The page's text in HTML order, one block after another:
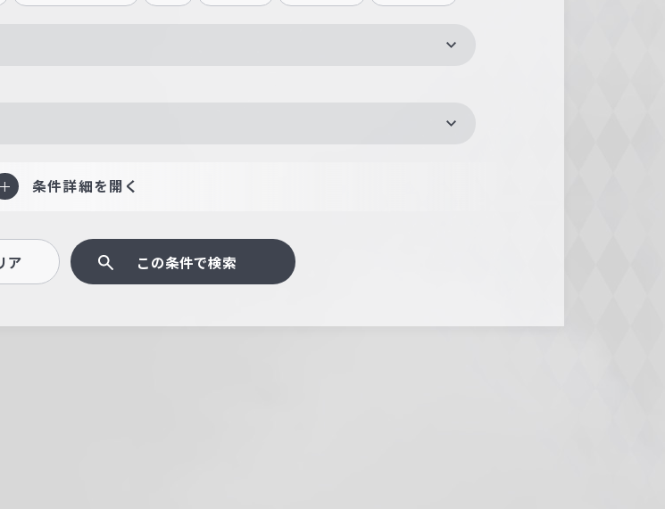
条件詳細を開く
ア この条件で検索